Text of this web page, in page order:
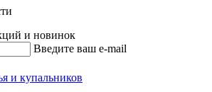
и новинок
Введите ваш e-mail
и купальников